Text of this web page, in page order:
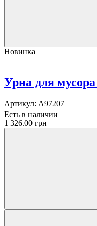
Новинка
Урна для
Артикул: A97207
Есть в наличии
1 326.00 грн